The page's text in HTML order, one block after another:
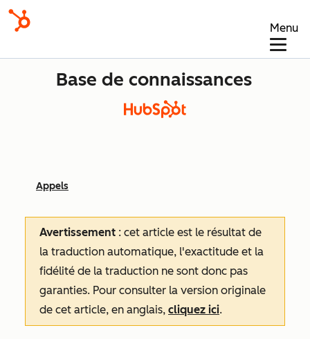
Menu
Base de connaissances
Appels
Avertissement : cet article est le résultat de
la traduction automatique, l'exactitude et la
fidélité de la traduction ne sont donc pas
garanties. Pour consulter la version originale
de cet article, en anglais, cliquez ici.